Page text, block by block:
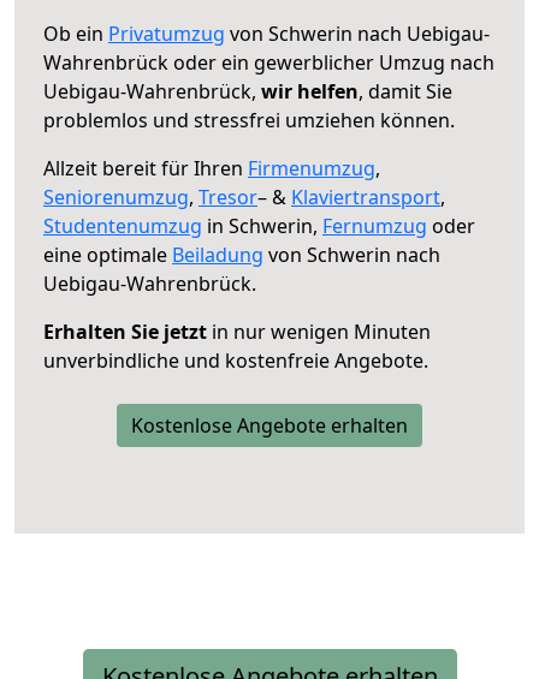
Ob ein Privatumzug von Schwerin nach Uebigau-
Wahrenbrück oder ein gewerblicher Umzug nach
Uebigau-Wahrenbrück, wir helfen, damit Sie
problemlos und stressfrei umziehen können.
Allzeit bereit für Ihren Firmenumzug,
Seniorenumzug, Tresor– & Klaviertransport,
Studentenumzug in Schwerin, Fernumzug oder
eine optimale Beiladung von Schwerin nach
Uebigau-Wahrenbrück.
Erhalten Sie jetzt in nur wenigen Minuten
unverbindliche und kostenfreie Angebote.
Kostenlose Angebote erhalten